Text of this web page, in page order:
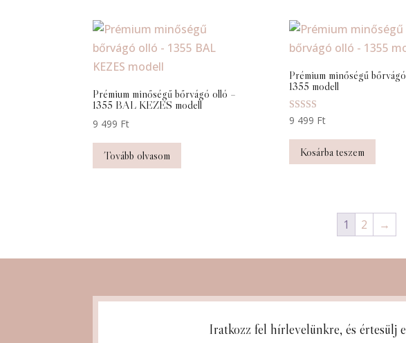
Prémium minőségű bőrvágó olló –
1355 BAL KEZES modell
9 499 Ft
Tovább olvasom
Prémium minőségű
1355 modell
Értékelés:
5.00
9 499 Ft
Kosárba teszem
1 2 →
Iratkozz fel hírlevelünkre, és értesülj